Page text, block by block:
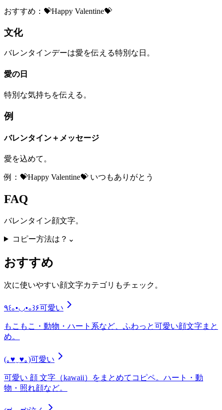
おすすめ：💝Happy Valentine💝
文化
バレンタインデーは愛を伝える特別な日。
愛の日
特別な気持ちを伝える。
例
バレンタイン＋メッセージ
愛を込めて。
例：💝Happy Valentine💝 いつもありがとう
FAQ
バレンタイン顔文字。
コピー方法は？ ⌄
おすすめ
次に使いやすい顔文字カテゴリもチェック。
٩꒰｡•◡•｡꒱۶可愛い
もこもこ・動物・ハート系など、ふわっと可愛い顔文字まと
め。
(｡♥‿♥｡)可愛い
可愛い 顔 文字（kawaii）をまとめてコピペ。ハート・動
物・照れ顔など。